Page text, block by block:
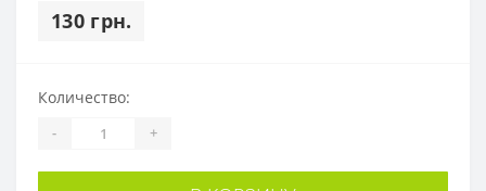
130 грн.
Количество:
- +